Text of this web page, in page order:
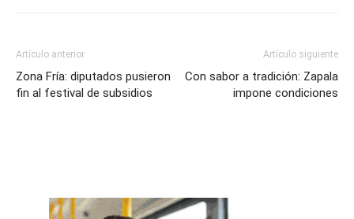
Artículo anterior
Zona Fría: diputados pusieron
fin al festival de subsidios
Artículo siguiente
Con sabor a tradición: Zapala
impone condiciones